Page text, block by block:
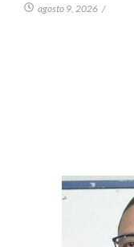
agosto 9, 2026 /